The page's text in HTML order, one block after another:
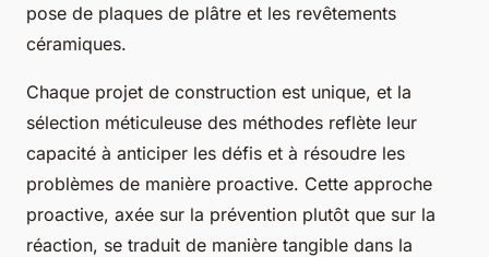
pose de plaques de plâtre et les revêtements
céramiques.
Chaque projet de construction est unique, et la
sélection méticuleuse des méthodes reflète leur
capacité à anticiper les défis et à résoudre les
problèmes de manière proactive. Cette approche
proactive, axée sur la prévention plutôt que sur la
réaction, se traduit de manière tangible dans la